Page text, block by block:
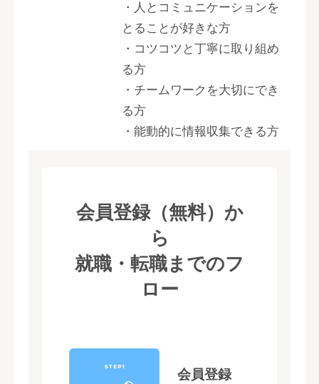
・人とコミュニケーションを
とることが好きな方
・コツコツと丁寧に取り組め
る方
・チームワークを大切にでき
る方
・能動的に情報収集できる方
会員登録（無料）か
ら
就職・転職までのフ
ロー
STEP1
会員登録